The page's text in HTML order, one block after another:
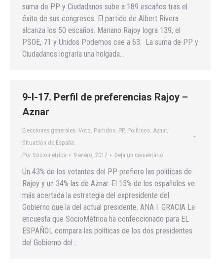
suma de PP y Ciudadanos sube a 189 escaños tras el
éxito de sus congresos. El partido de Albert Rivera
alcanza los 50 escaños. Mariano Rajoy logra 139, el
PSOE, 71 y Unidos Podemos cae a 63. La suma de PP y
Ciudadanos lograría una holgada…
9-I-17. Perfil de preferencias Rajoy –
Aznar
Elecciones generales. Voto, Partidos. PP, Políticos. Aznar,
Situación de España
Por Sociometrica 9 enero, 2017 Deja un comentario
Un 43% de los votantes del PP prefiere las políticas de
Rajoy y un 34% las de Aznar. El 15% de los españoles ve
más acertada la estrategia del expresidente del
Gobierno que la del actual presidente. ANA I. GRACIA La
encuesta que SocioMétrica ha confeccionado para EL
ESPAÑOL compara las políticas de los dos presidentes
del Gobierno del…